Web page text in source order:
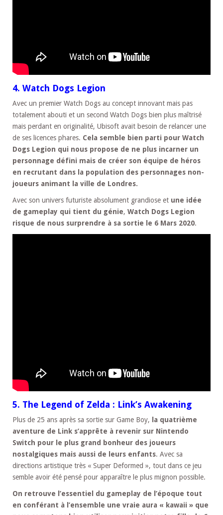
4. Watch Dogs Legion
Avec un premier Watch Dogs au concept innovant mais pas
totalement abouti et un second Watch Dogs bien plus maîtrisé
mais perdant en originalité, Ubisoft avait besoin de relancer une
de ses licences phares. Cela semble bien parti pour Watch
Dogs Legion qui nous propose de ne plus incarner un
personnage défini mais de créer son équipe de héros
en recrutant dans la population des personnages non-
joueurs animant la ville de Londres.
Avec son univers futuriste absolument grandiose et une idée
de gameplay qui tient du génie, Watch Dogs Legion
risque de nous surprendre à sa sortie le 6 Mars 2020.
5. The Legend of Zelda : Link’s Awakening
Plus de 25 ans après sa sortie sur Game Boy, la quatrième
aventure de Link s’apprête à revenir sur Nintendo
Switch pour le plus grand bonheur des joueurs
nostalgiques mais aussi de leurs enfants. Avec sa
directions artistique très « Super Deformed », tout dans ce jeu
semble avoir été pensé pour apparaître le plus mignon possible.
On retrouve l’essentiel du gameplay de l’époque tout
en conférant à l’ensemble une vraie aura « kawaii » que